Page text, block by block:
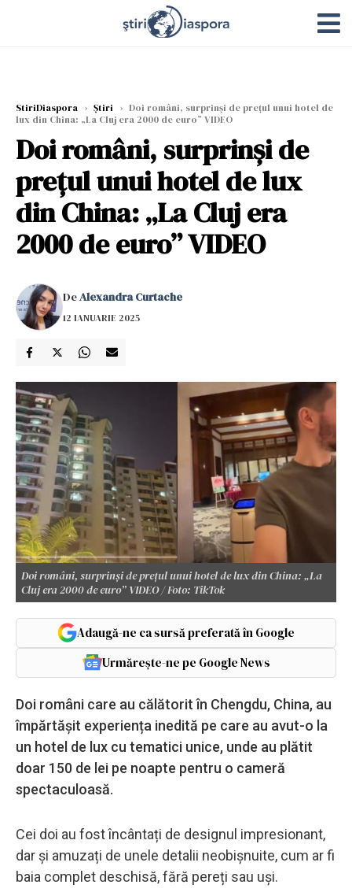
StiriDiaspora › Știri › Doi români, surprinși de prețul unui hotel de
lux din China: „La Cluj era 2000 de euro” VIDEO
Doi români, surprinși de
prețul unui hotel de lux
din China: „La Cluj era
2000 de euro” VIDEO
DeAlexandra Curtache
12 IANUARIE 2025
Doi români, surprinși de prețul unui hotel de lux din China: „La
Cluj era 2000 de euro” VIDEO / Foto: TikTok
Adaugă-ne ca sursă preferată în Google
Urmărește-ne pe Google News
Doi români care au călătorit în Chengdu, China, au
împărtășit experiența inedită pe care au avut-o la
un hotel de lux cu tematici unice, unde au plătit
doar 150 de lei pe noapte pentru o cameră
spectaculoasă.
Cei doi au fost încântați de designul impresionant,
dar și amuzați de unele detalii neobișnuite, cum ar fi
baia complet deschisă, fără pereți sau uși.